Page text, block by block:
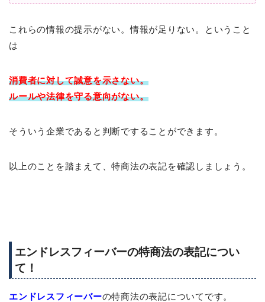
これらの情報の提示がない。情報が足りない。ということ
は
消費者に対して誠意を示さない。
ルールや法律を守る意向がない。
そういう企業であると判断ですることができます。
以上のことを踏まえて、特商法の表記を確認しましょう。
エンドレスフィーバーの特商法の表記につい
て！
エンドレスフィーバーの特商法の表記についてです。